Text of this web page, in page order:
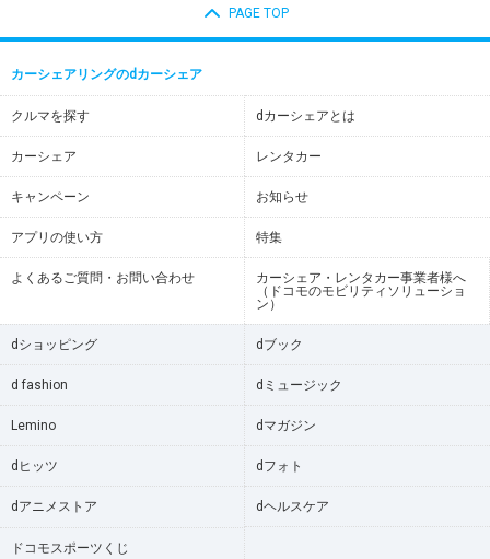
PAGE TOP
カーシェアリングのdカーシェア
クルマを探す dカーシェアとは
カーシェア レンタカー
キャンペーン お知らせ
アプリの使い方 特集
よくあるご質問・お問い合わせ
カーシェア・レンタカー事業者様へ
（ドコモのモビリティソリューショ
ン）
dショッピング dブック
d fashion dミュージック
Lemino dマガジン
dヒッツ dフォト
dアニメストア dヘルスケア
ドコモスポーツくじ